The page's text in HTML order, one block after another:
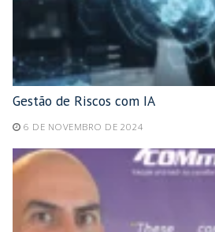
Gestão de Riscos com IA
6 DE NOVEMBRO DE 2024